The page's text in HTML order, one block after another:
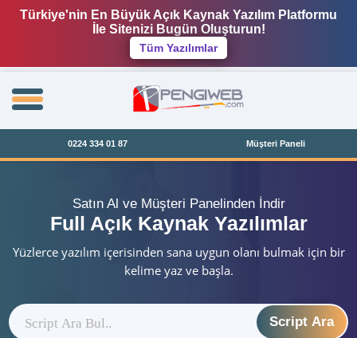
Türkiye'nin En Büyük Açık Kaynak Yazılım Platformu
İle Sitenizi Bugün Oluşturun!
Tüm Yazılımlar
0224 334 01 87 Müşteri Paneli
Satın Al ve Müşteri Panelinden İndir
Full Açık Kaynak Yazılımlar
Yüzlerce yazılım içerisinden sana uygun olanı bulmak için bir
kelime yaz ve başla.
Script Ara